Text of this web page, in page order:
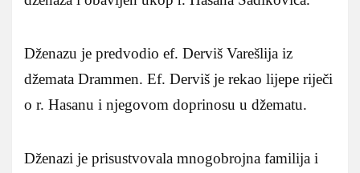
Dženazu je predvodio ef. Derviš Varešlija iz
džemata Drammen. Ef. Derviš je rekao lijepe riječi
o r. Hasanu i njegovom doprinosu u džematu.
Dženazi je prisustvovala mnogobrojna familija i